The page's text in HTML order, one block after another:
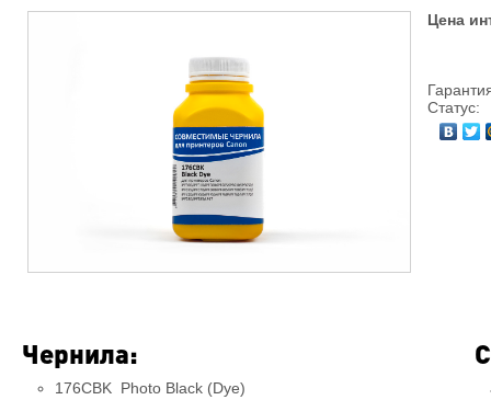
Цена
Статус:
Чернила:
176CBK Photo Black (Dye)